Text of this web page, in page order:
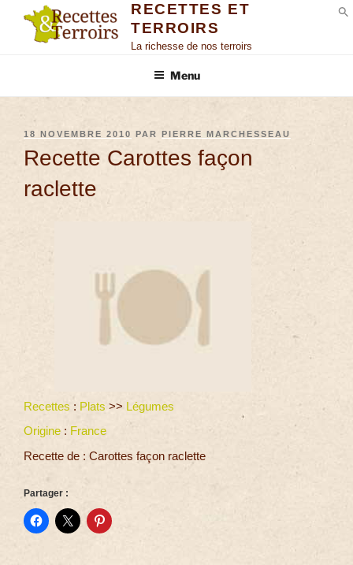
RECETTES ET
TERROIRS
La richesse de nos terroirs
Menu
18 NOVEMBRE 2010 PAR PIERRE MARCHESSEAU
Recette Carottes façon
raclette
Recettes : Plats >> Légumes
Origine : France
Recette de : Carottes façon raclette
Partager :